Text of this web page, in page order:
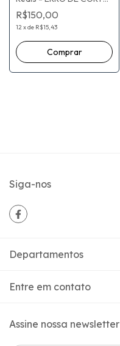
CJ042585072 - MBC
R$150,00
12 xde R$15,43
Siga-nos
Departamentos
Entre em contato
Assine nossa newsletter